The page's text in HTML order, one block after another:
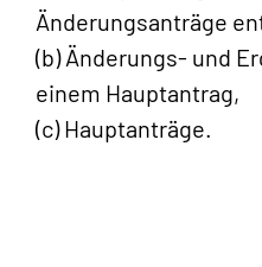
Änderungsanträge
(b) Änderungs- und
einem Hauptantrag,
(c) Hauptanträge.